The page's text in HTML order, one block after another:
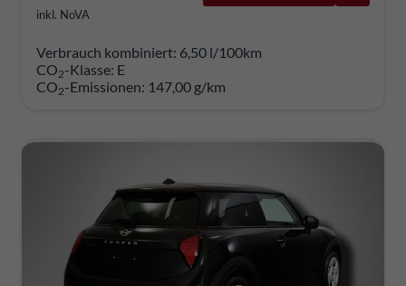
inkl. NoVA
Verbrauch kombiniert: 6,50 l/100km
CO2-Klasse: E
CO2-Emissionen: 147,00 g/km